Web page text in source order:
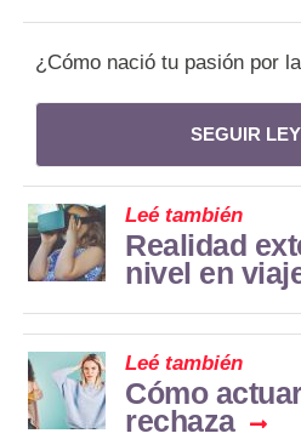
¿Cómo nació tu pasión por
SEGUIR
Leé también
Realidad
nivel en
Leé también
Cómo
rechaza